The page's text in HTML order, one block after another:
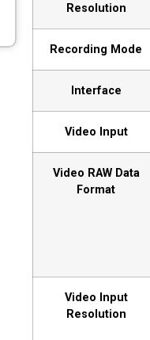
Resolution
Recording Mode
Interface
Video Input
Video RAW Data
Format
Video Input
Resolution